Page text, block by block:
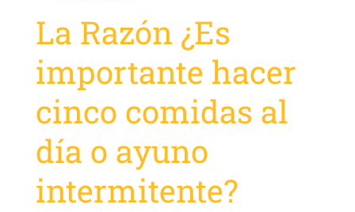
La Razón ¿Es
importante hacer
cinco comidas al
día o ayuno
intermitente?